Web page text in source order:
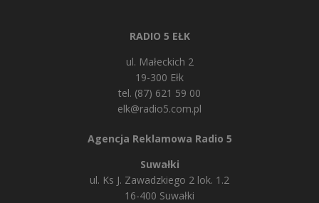
RADIO 5 EŁK
ul. Małeckich 2
19-300 Ełk
tel. (87) 621 59 00
elk@radio5.com.pl
Agencja Reklamowa Radio 5
Suwałki
ul. Ks J. Zawadzkiego 2 lok. 1.2
16-400 Suwałki